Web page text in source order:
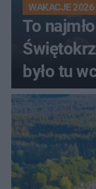
WAKACJE 2026
To
było tu